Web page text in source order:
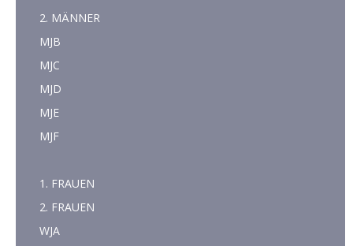
2. MÄNNER
MJB
MJC
MJD
MJE
MJF
1. FRAUEN
2. FRAUEN
WJA